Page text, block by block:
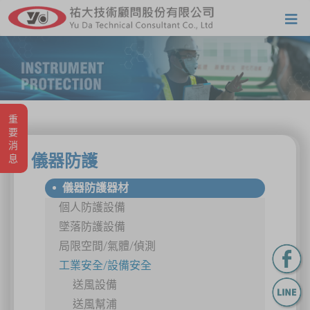
重要消息 儀器防護
儀器防護器材
個人防護設備
墜落防護設備
局限空間/氣體/偵測
工業安全/設備安全
送風設備
送風幫浦